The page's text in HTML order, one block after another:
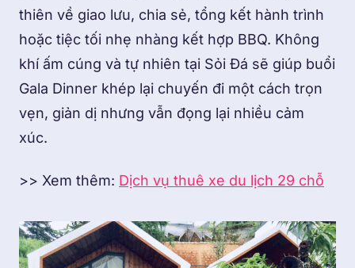
thiên về giao lưu, chia sẻ, tổng kết hành trình
hoặc tiệc tối nhẹ nhàng kết hợp BBQ. Không
khí ấm cúng và tự nhiên tại Sỏi Đá sẽ giúp buổi
Gala Dinner khép lại chuyến đi một cách trọn
vẹn, giản dị nhưng vẫn đọng lại nhiều cảm
xúc.
>> Xem thêm: Dịch vụ thuê xe du lịch 29 chỗ